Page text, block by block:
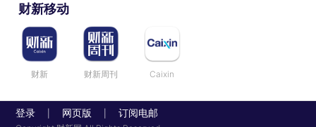
财新移动
财新 财新周刊 Caixin
登录 网页版 订阅电邮